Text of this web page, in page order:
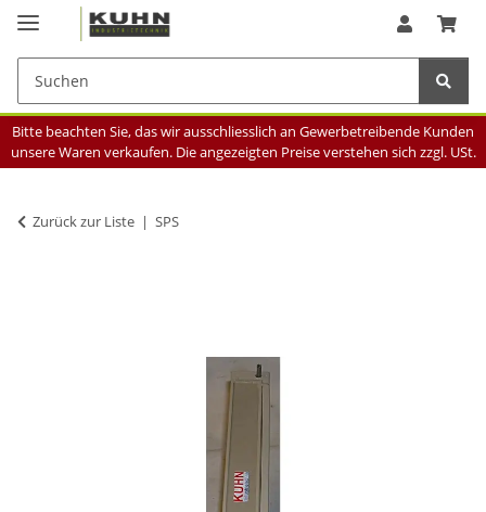
Bitte beachten Sie, das wir ausschliesslich an Gewerbetreibende Kunden
unsere Waren verkaufen. Die angezeigten Preise verstehen sich zzgl. USt.
Zurück zur Liste SPS